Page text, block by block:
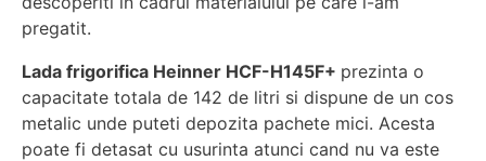
pregatit.
Lada frigorifica Heinner HCF-H145F+ prezinta o
capacitate totala de 142 de litri si dispune de un cos
metalic unde puteti depozita pachete mici. Acesta
poate fi detasat cu usurinta atunci cand nu va este